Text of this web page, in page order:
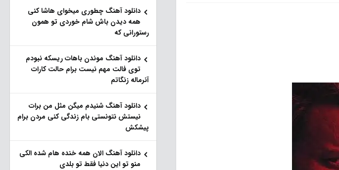
دانلود آهنگ چطوری میخوای هاشا کنی
همه دیدن باش شام خوردی تو همون
رستورانی که
دانلود آهنگ موندن باهات ریسکه نبودم
توی فالت مهم نیست برام حالت کارات
آنرماله زنگاتم
دانلود آهنگ شنیدم میگن مثل من برات
نیستش نتونستی بام زندگی کنی مردن برام
پیشکش
دانلود آهنگ الان همه خنده هام شده الکی
منو تو این دنیا فقط تو بلدی